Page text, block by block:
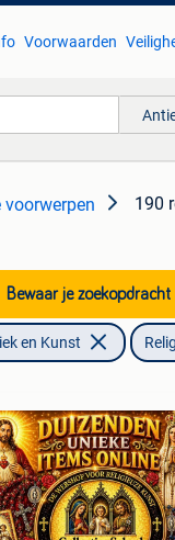
Voorwaarden
voorwerpen 190
Bewaar je zoekopdracht
en Kunst